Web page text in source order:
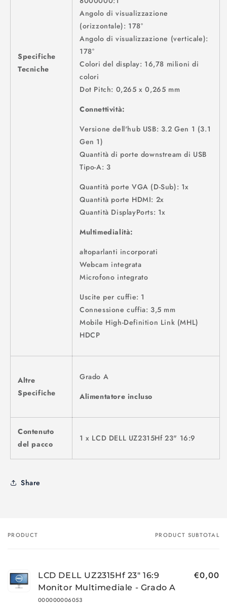
Specifiche
Tecniche
Angolo di visualizzazione
(orizzontale): 178°
Angolo di visualizzazione (verticale):
178°
Colori del display: 16,78 milioni di
colori
Dot Pitch: 0,265 x 0,265 mm
Connettività:
Versione dell'hub USB: 3.2 Gen 1 (3.1
Gen 1)
Quantità di porte downstream di USB
Tipo-A: 3
Quantità porte VGA (D-Sub): 1x
Quantità porte HDMI: 2x
Quantità DisplayPorts: 1x
Multimedialità:
altoparlanti incorporati
Webcam integrata
Microfono integrato
Uscite per cuffie: 1
Connessione cuffia: 3,5 mm
Mobile High-Definition Link (MHL)
HDCP
Altre
Specifiche
Grado A
Alimentatore incluso
Contenuto
del pacco
1 x LCD DELL UZ2315Hf 23" 16:9
Share
Your
PRODUCT PRODUCT SUBTOTAL
LCD DELL UZ2315Hf 23" 16:9
Monitor Multimediale - Grado A
000000006053
€0,00